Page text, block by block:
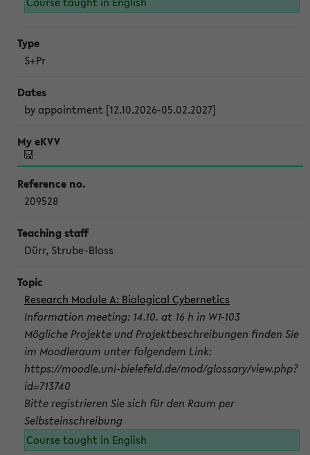
S+Pr
by appointment [12.10.2026-05.02.2027]
209528
Dürr, Strube-Bloss
Research Module A: Biological Cybernetics
Information meeting: 14.10. at 16 h in W1-103
Mögliche Projekte und Projektbeschreibungen finden Sie
im Moodleraum unter folgendem Link:
https://moodle.uni-bielefeld.de/mod/glossary/view.php?
id=713740
Bitte registrieren Sie sich für den Raum per
Selbsteinschreibung
Course taught in English